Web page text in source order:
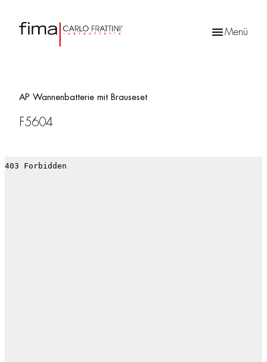
Menü
AP Wannenbatterie mit Brauseset
F5604